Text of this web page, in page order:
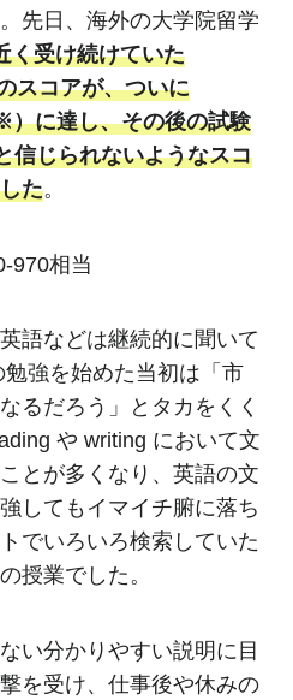
先日、海外の大学院留学
く受け続けていた
スコアが、ついに
に達し、その後の試験
信じられないようなスコ
た。
970相当
語などは継続的に聞いて
強を始めた当初は「市
るだろう」とタカをくく
や writing において文
とが多くなり、英語の文
してもイマイチ腑に落ち
でいろいろ検索していた
授業でした。
い分かりやすい説明に目
を受け、仕事後や休みの